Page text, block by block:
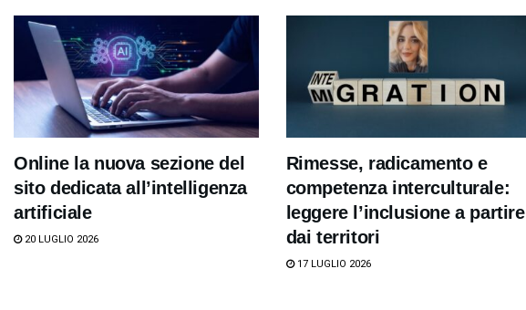
Online la nuova sezione del
sito dedicata all’intelligenza
artificiale
20 LUGLIO 2026
Rimesse, radicamento e
competenza interculturale:
leggere l’inclusione a partire
dai territori
17 LUGLIO 2026